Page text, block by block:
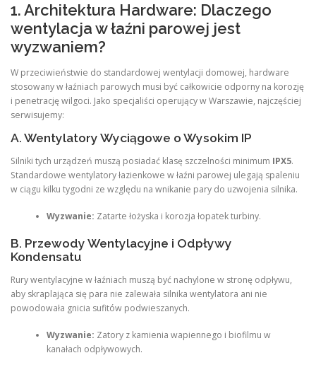
1. Architektura Hardware: Dlaczego
wentylacja w łaźni parowej jest
wyzwaniem?
W przeciwieństwie do standardowej wentylacji domowej, hardware
stosowany w łaźniach parowych musi być całkowicie odporny na korozję
i penetrację wilgoci. Jako specjaliści operujący w Warszawie, najczęściej
serwisujemy:
A. Wentylatory Wyciągowe o Wysokim IP
Silniki tych urządzeń muszą posiadać klasę szczelności minimum IPX5.
Standardowe wentylatory łazienkowe w łaźni parowej ulegają spaleniu
w ciągu kilku tygodni ze względu na wnikanie pary do uzwojenia silnika.
Wyzwanie: Zatarte łożyska i korozja łopatek turbiny.
B. Przewody Wentylacyjne i Odpływy
Kondensatu
Rury wentylacyjne w łaźniach muszą być nachylone w stronę odpływu,
aby skraplająca się para nie zalewała silnika wentylatora ani nie
powodowała gnicia sufitów podwieszanych.
Wyzwanie: Zatory z kamienia wapiennego i biofilmu w
kanałach odpływowych.